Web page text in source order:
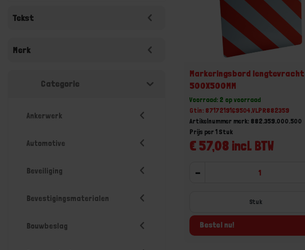
Tekst
Merk
Categorie
Ankerwerk
Automotive
Beveiliging
Bevestigingsmaterialen
Bouwbeslag
Markeringsbord lengtevracht
500X500MM
Voorraad: 2 op voorraad
Gtin: 8717219169504,VLPR882359
Artikelnummer merk: 882.359.000.500
€ 57,08 incl. BTW
Prijs per 1 Stuk
-
Bestel nu!